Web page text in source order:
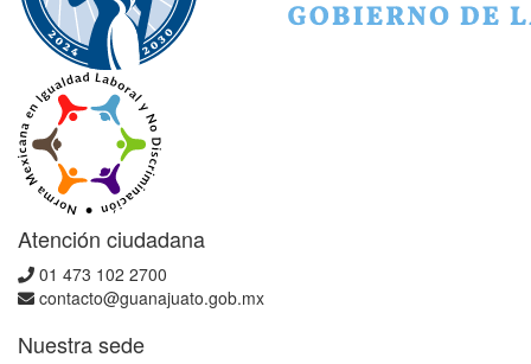
Atención ciudadana
01 473 102 2700
contacto@guanajuato.gob.mx
Nuestra sede